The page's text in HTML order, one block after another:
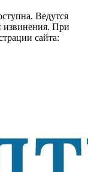
Ведутся
извинения. При
сайта: